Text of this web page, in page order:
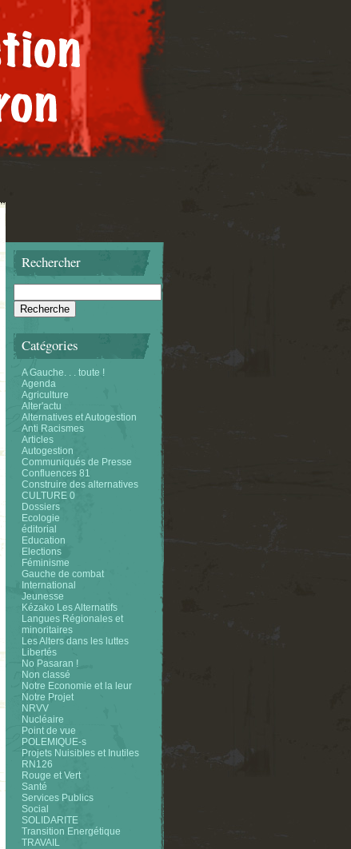
Rechercher
Catégories
A Gauche. . . toute !
Agenda
Agriculture
Alter'actu
Alternatives et Autogestion
Anti Racismes
Articles
Autogestion
Communiqués de Presse
Confluences 81
Construire des alternatives
CULTURE 0
Dossiers
Ecologie
éditorial
Education
Elections
Féminisme
Gauche de combat
International
Jeunesse
Kézako Les Alternatifs
Langues Régionales et
minoritaires
Les Alters dans les luttes
Libertés
No Pasaran !
Non classé
Notre Economie et la leur
Notre Projet
NRVV
Nucléaire
Point de vue
POLEMIQUE-s
Projets Nuisibles et Inutiles
RN126
Rouge et Vert
Santé
Services Publics
Social
SOLIDARITE
Transition Energétique
TRAVAIL